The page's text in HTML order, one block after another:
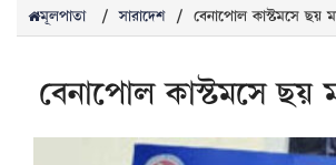
মূলপাতা / সারাদেশ / বেনাপোল কাস্টমসে ছয়
বেনাপোল কাস্টমসে ছয়